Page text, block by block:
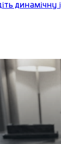
динамічну